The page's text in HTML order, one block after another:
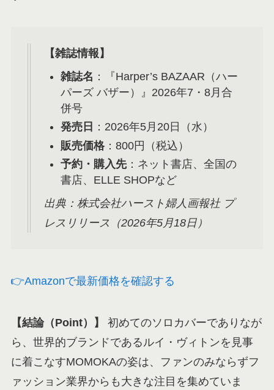
【雑誌情報】
雑誌名 ：『Harper’s BAZAAR（ハー
パーズ バザー）』2026年7・8月合
併号
発売日 ：2026年5月20日（水）
販売価格：800円（税込）
予約・購入先：ネット書店、全国の
書店、ELLE SHOPなど
出典：株式会社ハースト婦人画報社 プ
レスリリース（2026年5月18日）
👉Amazonで最新価格を確認する
【結論（Point）】
初めてのソロカバーでありなが
ら、世界的ブランドであるルイ・ヴィトンを見事
に着こなすMOMOKAの姿は、ファンのみならずフ
ァッション業界からも大きな注目を集めていま